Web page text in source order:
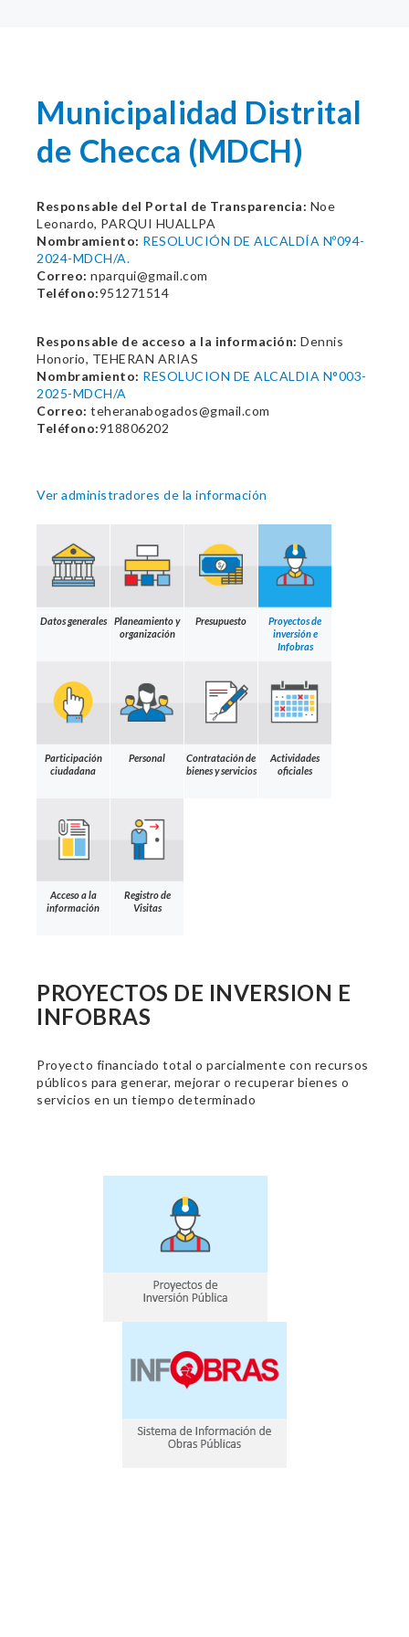
Municipalidad Distrital
de Checca (MDCH)
Responsable del Portal de Transparencia: Noe
Leonardo, PARQUI HUALLPA
Nombramiento: RESOLUCIÓN DE ALCALDÍA Nº094-
2024-MDCH/A.
Correo: nparqui@gmail.com
Teléfono:951271514
Responsable de acceso a la información: Dennis
Honorio, TEHERAN ARIAS
Nombramiento: RESOLUCION DE ALCALDIA N°003-
2025-MDCH/A
Correo: teheranabogados@gmail.com
Teléfono:918806202
Ver administradores de la información
Datos generales
Planeamiento y
organización
Presupuesto
Proyectos de
inversión e
Infobras
Participación
ciudadana
Personal
Contratación de
bienes y servicios
Actividades
oficiales
Acceso a la
información
Registro de
Visitas
PROYECTOS DE INVERSION E
INFOBRAS
Proyecto financiado total o parcialmente con recursos
públicos para generar, mejorar o recuperar bienes o
servicios en un tiempo determinado